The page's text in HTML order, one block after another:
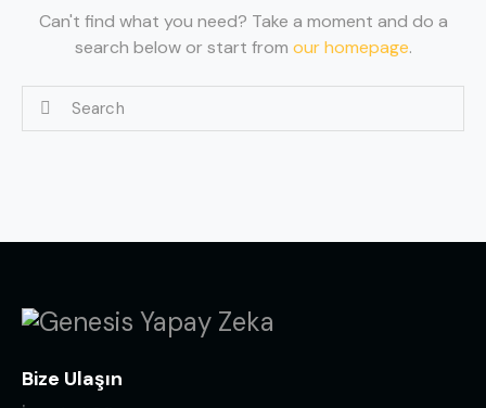
Can't find what you need? Take a moment and do a
search below or start from our homepage.
Bize Ulaşın